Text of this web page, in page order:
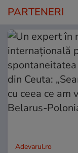
PARTENERI
Adevarul.ro